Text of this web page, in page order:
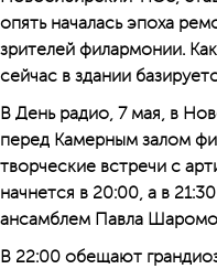
опять началась эпоха
зрителей филармонии.
сейчас в здании
В День радио, 7 мая, в
перед Камерным залом
творческие встречи с
начнется в 20:00, а в
ансамблем Павла
В 22:00 обещают